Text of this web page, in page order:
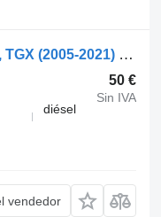
MAN TGX 18.440 (01.07-) 51415010150 fijación para MAN TGL, TGM, TGS, TGX (2005-2021) cabeza tractora
50 €
Sin IVA
diésel
vendedor